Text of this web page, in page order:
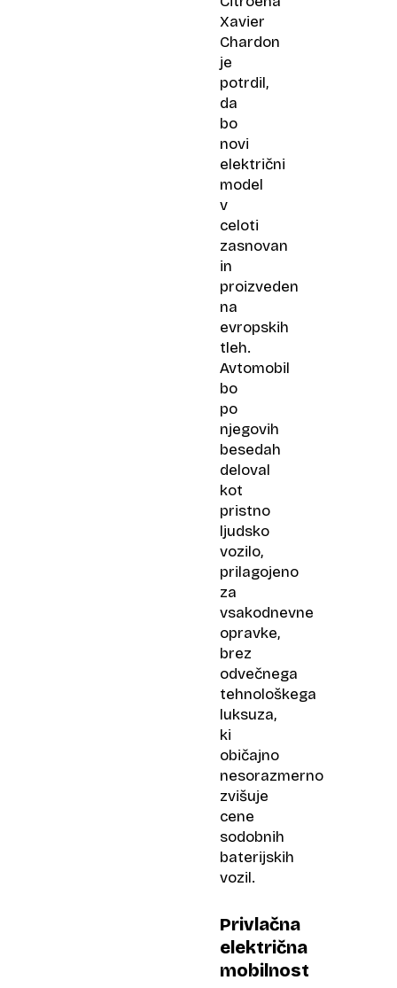
Xavier
Chardon
je
potrdil,
da
bo
novi
električni
model
v
celoti
zasnovan
in
proizveden
na
evropskih
tleh.
Avtomobil
bo
po
njegovih
besedah
deloval
kot
pristno
ljudsko
vozilo,
prilagojeno
za
vsakodnevne
opravke,
brez
odvečnega
tehnološkega
luksuza,
ki
običajno
nesorazmerno
zvišuje
cene
sodobnih
baterijskih
vozil.
Privlačna
električna
mobilnost